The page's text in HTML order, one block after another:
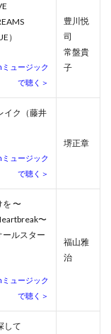
）
ミュージック
で聴く＞
豊川悦
司
常盤貴
子
イク（藤井
ミュージック
で聴く＞
堺正章
を 〜
〜
ールスター
ミュージック
で聴く＞
福山雅
治
して